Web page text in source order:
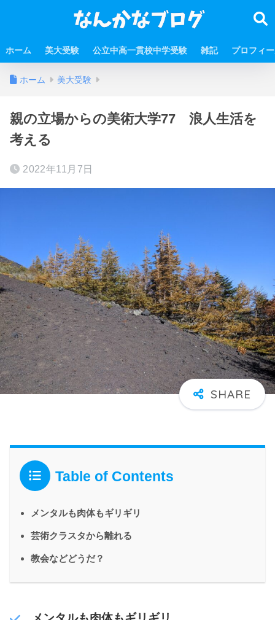
ホーム 美大受験 公立中高一貫校中学受験 雑記 プロフィ
ホーム 美大受験
親の立場からの美術大学77 浪人生活を
考える
2022年11月7日
Table of Contents
メンタルも肉体もギリギリ
芸術クラスタから離れる
教会などどうだ？